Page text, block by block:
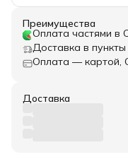
Преимущества
Оплата частями в
Доставка в
Оплата — картой,
Доставка